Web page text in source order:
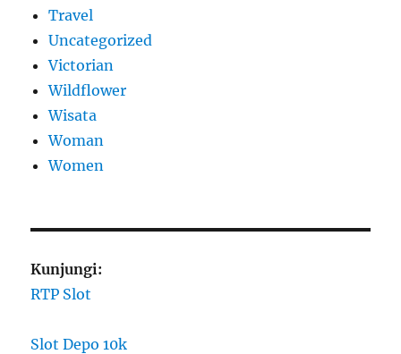
Travel
Uncategorized
Victorian
Wildflower
Wisata
Woman
Women
Kunjungi:
RTP Slot
Slot Depo 10k